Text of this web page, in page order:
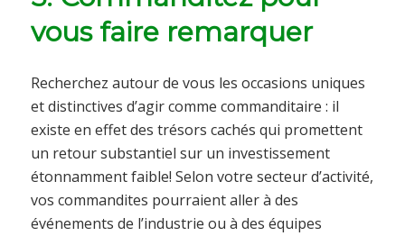
vous faire remarquer
Recherchez autour de vous les occasions uniques
et distinctives d’agir comme commanditaire : il
existe en effet des trésors cachés qui promettent
un retour substantiel sur un investissement
étonnamment faible! Selon votre secteur d’activité,
vos commandites pourraient aller à des
événements de l’industrie ou à des équipes